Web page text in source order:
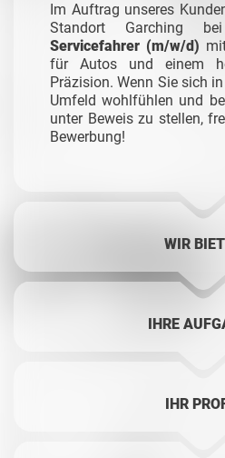
Im Auftrag unseres
Standort Garching
Servicefahrer (m/w/d)
für Autos und einem
Präzision. Wenn Sie sich
Umfeld wohlfühlen und
unter Beweis zu stellen,
Bewerbung!
WIR
IHRE
IHR